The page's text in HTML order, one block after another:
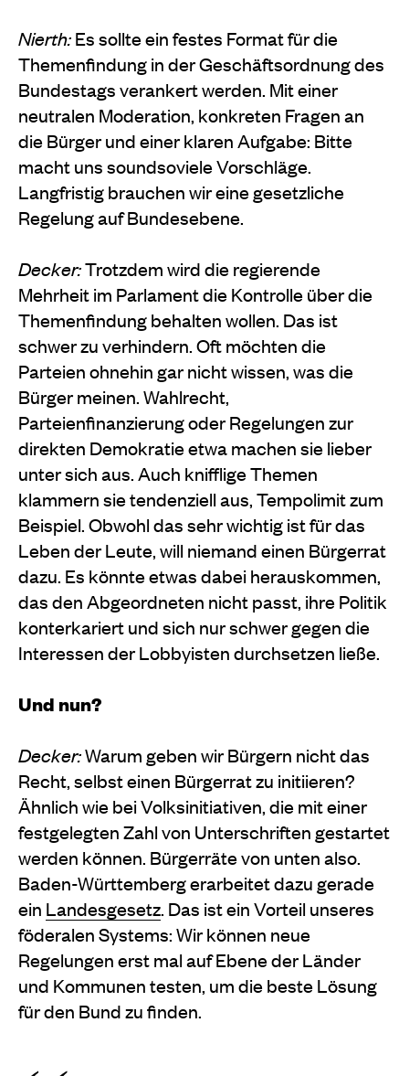
Nierth:Es sollte ein festes Format für die
Themenfindung in der Geschäftsordnung des
Bundestags verankert werden. Mit einer
neutralen Moderation, konkreten Fragen an
die Bürger und einer klaren Aufgabe: Bitte
macht uns soundsoviele Vorschläge.
Langfristig brauchen wir eine gesetzliche
Regelung auf Bundesebene.
Decker:Trotzdem wird die regierende
Mehrheit im Parlament die Kontrolle über die
Themenfindung behalten wollen. Das ist
schwer zu verhindern. Oft möchten die
Parteien ohnehin gar nicht wissen, was die
Bürger meinen. Wahlrecht,
Parteienfinanzierung oder Regelungen zur
direkten Demokratie etwa machen sie lieber
unter sich aus. Auch knifflige Themen
klammern sie tendenziell aus, Tempolimit zum
Beispiel. Obwohl das sehr wichtig ist für das
Leben der Leute, will niemand einen Bürgerrat
dazu. Es könnte etwas dabei herauskommen,
das den Abgeordneten nicht passt, ihre Politik
konterkariert und sich nur schwer gegen die
Interessen der Lobbyisten durchsetzen ließe.
Und nun?
Decker:Warum geben wir Bürgern nicht das
Recht, selbst einen Bürgerrat zu initiieren?
Ähnlich wie bei Volksinitiativen, die mit einer
festgelegten Zahl von Unterschriften gestartet
werden können. Bürgerräte von unten also.
Baden-Württemberg erarbeitet dazu gerade
ein Landesgesetz. Das ist ein Vorteil unseres
föderalen Systems: Wir können neue
Regelungen erst mal auf Ebene der Länder
und Kommunen testen, um die beste Lösung
für den Bund zu finden.